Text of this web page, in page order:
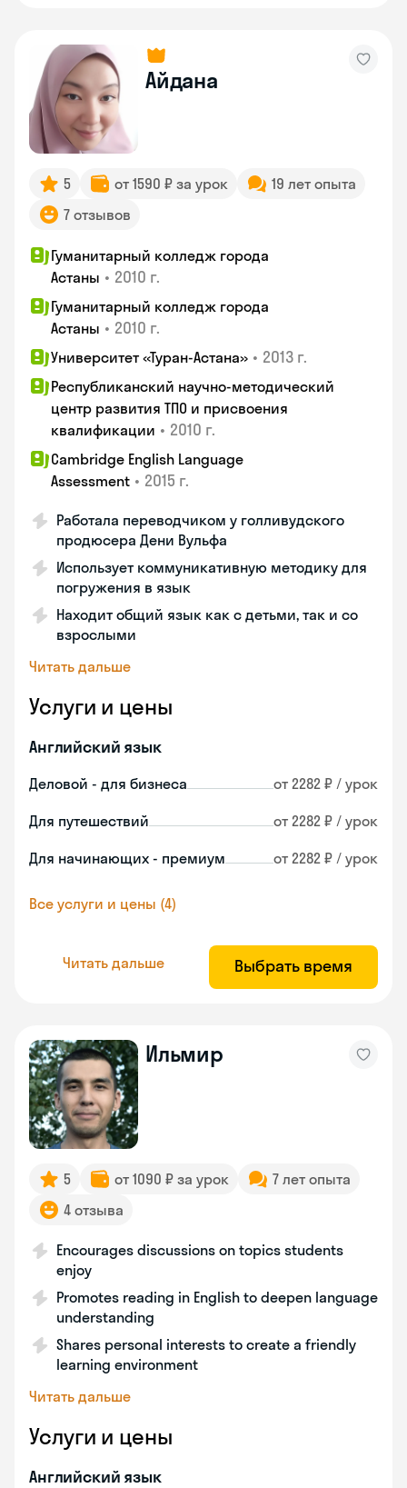
Айдана
5 от 1590 ₽ за урок
19 лет опыта
7 отзывов
Гуманитарный колледж города
Астаны • 2010 г.
Гуманитарный колледж города
Астаны • 2010 г.
Университет «Туран-Астана» • 2013 г.
Республиканский научно-методический
центр развития ТПО и присвоения
квалификации • 2010 г.
Cambridge English Language
Assessment • 2015 г.
Работала переводчиком у голливудского
продюсера Дени Вульфа
Использует коммуникативную методику для
погружения в язык
Находит общий язык как с детьми, так и со
взрослыми
Читать дальше
Услуги и цены
Английский язык
Деловой - для бизнеса от 2282 ₽ / урок
Для путешествий от 2282 ₽ / урок
Для начинающих - премиум от 2282 ₽ / урок
Все услуги и цены (4)
Читать дальше Выбрать время
Ильмир
5 от 1090 ₽ за урок
7 лет опыта
4 отзыва
Encourages discussions on topics students
enjoy
Promotes reading in English to deepen language
understanding
Shares personal interests to create a friendly
learning environment
Читать дальше
Услуги и цены
Английский язык